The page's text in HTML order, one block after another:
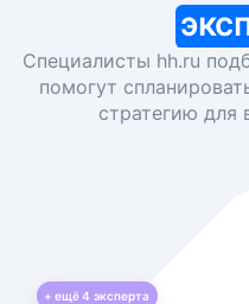
Специалисты hh.ru
помогут
стратегию для
+ ещё4 эксперта